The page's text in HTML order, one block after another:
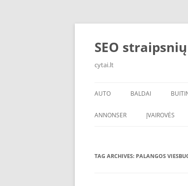
Skip
SEO
cytai.lt
AUTO
PADANGOS
BALDAI
ANNONSER ĮVAIROVĖS
TAG ARCHIVES: PALANGOS